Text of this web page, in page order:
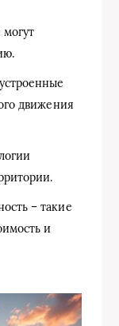
движения
– такие
и